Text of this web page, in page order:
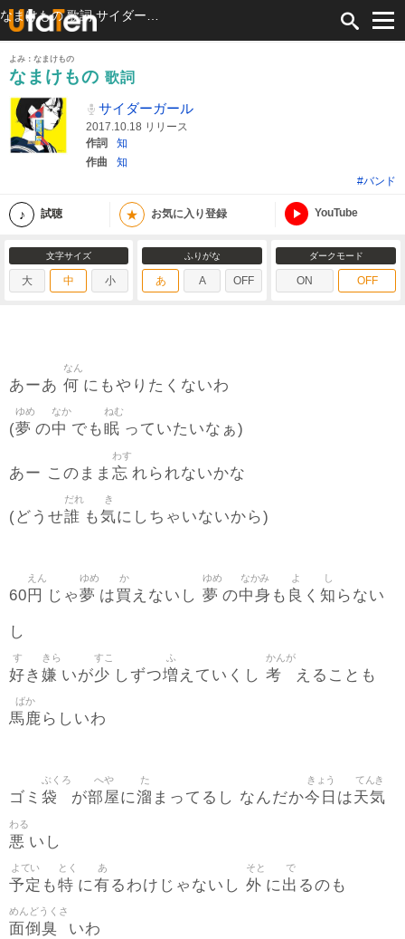
よみ：なまけもの
なまけもの 歌詞
サイダーガール
2017.10.18 リリース
作詞
知
作曲
知
#バンド
試聴 ★ お気に入り登録 YouTube
文字サイズ
大 中 小
ふりがな
あ A OFF
ダークモード
ON OFF
あーあ 何
なん
にもやりたくないわ
(夢
ゆめ
の中
なか
でも眠
ねむ
っていたいなぁ)
あー このまま 忘
わす
れられないかな
(どうせ誰
だれ
も気
き
にしちゃいないから)
60 円
えん
じゃ夢
ゆめ
は買
か
えないし 夢
ゆめ
の中身
なかみ
も 良
よ
く 知
し
らない
し
好
す
き 嫌
きら
いが少
すこ
しずつ増
ふ
えていくし 考
かんが
えることも
馬鹿
ばか
らしいわ
ゴミ 袋
ぶくろ
が部屋
へや
に溜
た
まってるし なんだか今日
きょう
は天気
てんき
悪
わる
いし
予定
よてい
も特
とく
に有
あ
るわけじゃないし 外
そと
に出
で
るのも
面倒臭
めんどうくさ
いわ